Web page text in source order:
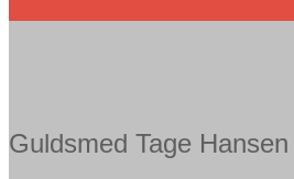
Guldsmed Tage Hansen